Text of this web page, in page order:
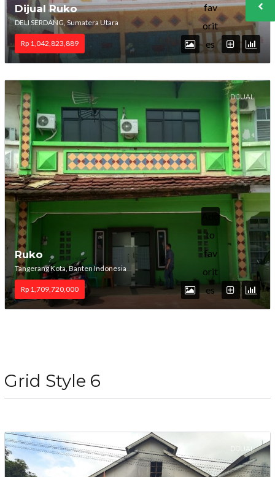
fav
orit
es
Dijual Ruko
DELI SERDANG, Sumatera Utara
Rp 1,042,823,889
DIJUAL
Add
to
fav
orit
es
Ruko
Tangerang Kota, Banten Indonesia
Rp 1,709,720,000
Grid Style 6
DIJUAL